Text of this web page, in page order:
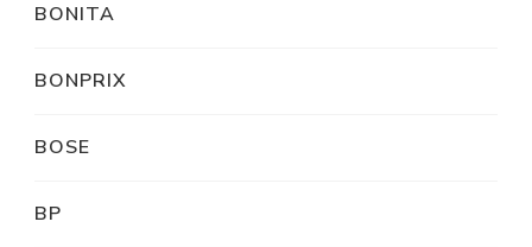
BONITA
BONPRIX
BOSE
BP